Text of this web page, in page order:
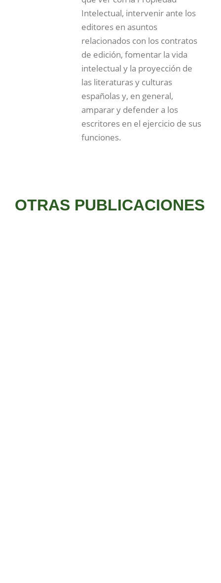
Intelectual, intervenir ante los
editores en asuntos
relacionados con los contratos
de edición, fomentar la vida
intelectual y la proyección de
las literaturas y culturas
españolas y, en general,
amparar y defender a los
escritores en el ejercicio de sus
funciones.
OTRAS PUBLICACIONES